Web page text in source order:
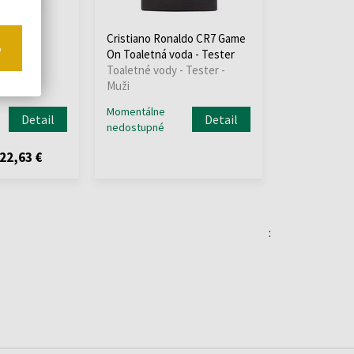
voda
Detail
22,63 €
Cristiano Ronaldo CR7 Game
On Toaletná voda - Tester
Toaletné vody - Tester -
Muži
Momentálne
nedostupné
Detail
: